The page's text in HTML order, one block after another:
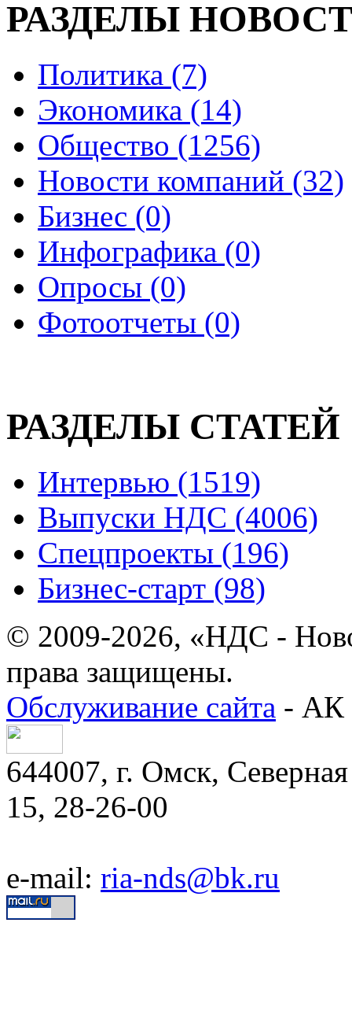
РАЗДЕЛЫ
Политика (7)
Экономика (14)
Общество (1256)
Новости компаний (32)
Бизнес (0)
Инфографика (0)
Опросы (0)
Фотоотчеты (0)
РАЗДЕЛЫ СТАТЕЙ
Интервью (1519)
Выпуски НДС (4006)
Спецпроекты (196)
Бизнес-старт (98)
© 2009-2026, «НДС -
права защищены.
Обслуживание сайта - АК
644007, г. Омск,
15, 28-26-00
e-mail: ria-nds@bk.ru